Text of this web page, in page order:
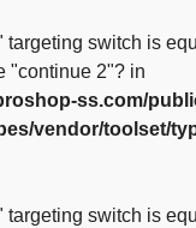
targeting switch is
"continue 2"? in
ss.com/
vendor/toolset/
targeting switch is